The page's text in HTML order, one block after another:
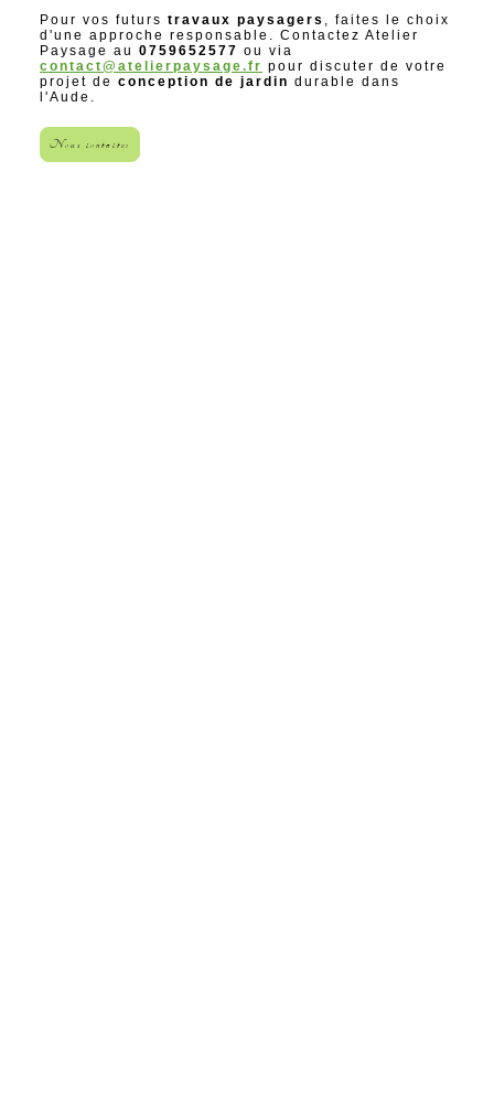
Pour vos futurs travaux paysagers , faites le choix
d'une approche responsable. Contactez Atelier
Paysage au 0759652577 ou via
contact@atelierpaysage.fr pour discuter de votre
projet de conception de jardin durable dans
l'Aude.
Nous contacter